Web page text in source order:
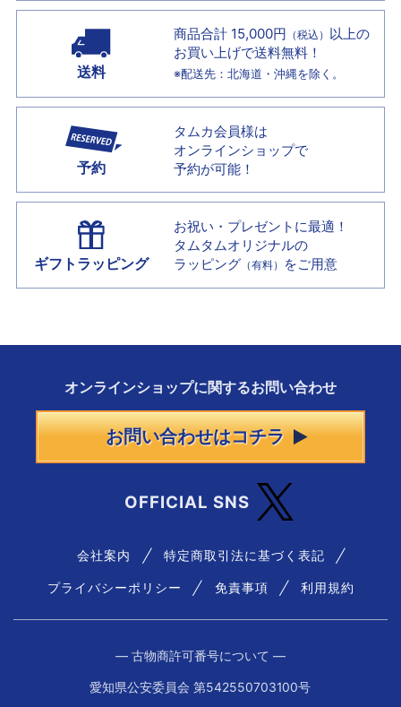
送料
商品合計 15,000円 （税込） 以上の
お買い上げで送料無料！
※配送先：北海道・沖縄を除く。
予約
タムカ会員様は
オンラインショップで
予約が可能！
ギフトラッピング
お祝い・プレゼントに最適！
タムタムオリジナルの
ラッピング （有料） をご用意
オンラインショップに関するお問い合わせ
お問い合わせはコチラ
OFFICIAL SNS
会社案内 特定商取引法に基づく表記
プライバシーポリシー 免責事項 利用規約
― 古物商許可番号について ―
愛知県公安委員会 第542550703100号